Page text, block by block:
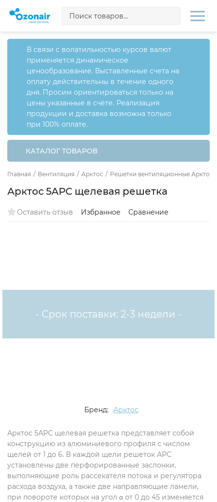
В связи с волатильностью курсов валют
применяется динамическое
ценообразование. Выставленные счета на
оплату действительны в течение одного
дня. Просим ориентироваться только на
цены указанные в счёте. Реализация
продукции и доставка возможна только
при 100% оплате.
КАТАЛОГ ТОВАРОВ
Главная / Вентиляция / Арктос / Решетки вентиляционные Арктос
Арктос 5АРС щелевая решетка
Оставить отзыв Избранное Сравнение
- Срок поставки: 2-3 недели -
Бренд: Арктос
Арктос 5АРС щелевая решетка представляет собой
конструкцию из алюминиевого профиля с числом
щелей от 1 до 6. В каждой щели решеток АРС
установлены две перфорированные заслонки,
выполняющие роль рассекателя потока и регулятора
расхода воздуха, а также две направляющие ламели,
при повороте которых на угол α от 0 до 45 изменяется